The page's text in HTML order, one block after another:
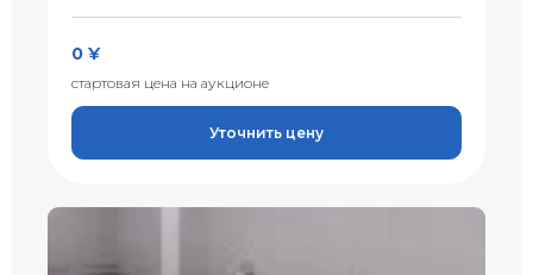
0 ¥
стартовая цена на аукционе
Уточнить цену